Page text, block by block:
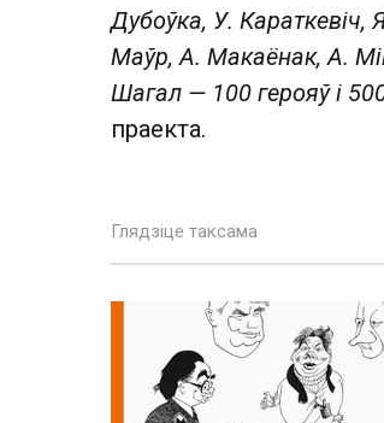
Дубоўка, У. Караткевіч,
Маўр, А. Макаёнак, А.
Шагал — 100 герояў і
праекта.
Глядзіце таксама